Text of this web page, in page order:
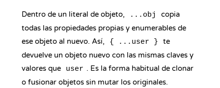
Dentro de un literal de objeto, ...obj
copia
todas las propiedades propias y enumerables de
ese objeto al nuevo. Así,
{ ...user }
te
devuelve un objeto nuevo con las mismas claves y
valores que
user . Es la forma habitual de clonar
o fusionar objetos sin mutar los originales.